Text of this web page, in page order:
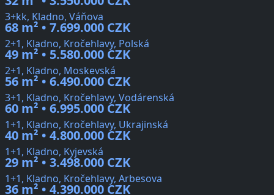
3+kk, Kladno, Váňova
68 m² • 7.699.000 CZK
2+1, Kladno, Kročehlavy, Polská
49 m² • 5.580.000 CZK
2+1, Kladno, Moskevská
56 m² • 6.490.000 CZK
3+1, Kladno, Kročehlavy, Vodárenská
60 m² • 6.995.000 CZK
1+1, Kladno, Kročehlavy, Ukrajinská
40 m² • 4.800.000 CZK
1+1, Kladno, Kyjevská
29 m² • 3.498.000 CZK
1+1, Kladno, Kročehlavy, Arbesova
36 m² • 4.390.000 CZK